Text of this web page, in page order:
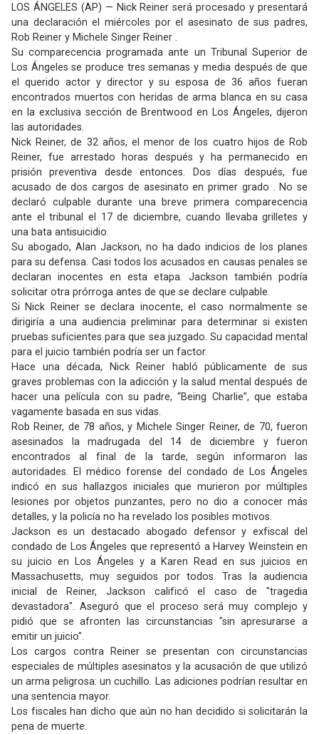
LOS ÁNGELES (AP) — Nick Reiner será procesado y presentará
una declaración el miércoles por el asesinato de sus padres,
Rob Reiner y Michele Singer Reiner .
Su comparecencia programada ante un Tribunal Superior de
Los Ángeles se produce tres semanas y media después de que
el querido actor y director y su esposa de 36 años fueran
encontrados muertos con heridas de arma blanca en su casa
en la exclusiva sección de Brentwood en Los Ángeles, dijeron
las autoridades.
Nick Reiner, de 32 años, el menor de los cuatro hijos de Rob
Reiner, fue arrestado horas después y ha permanecido en
prisión preventiva desde entonces. Dos días después, fue
acusado de dos cargos de asesinato en primer grado . No se
declaró culpable durante una breve primera comparecencia
ante el tribunal el 17 de diciembre, cuando llevaba grilletes y
una bata antisuicidio.
Su abogado, Alan Jackson, no ha dado indicios de los planes
para su defensa. Casi todos los acusados ​​en causas penales se
declaran inocentes en esta etapa. Jackson también podría
solicitar otra prórroga antes de que se declare culpable.
Si Nick Reiner se declara inocente, el caso normalmente se
dirigiría a una audiencia preliminar para determinar si existen
pruebas suficientes para que sea juzgado. Su capacidad mental
para el juicio también podría ser un factor.
Hace una década, Nick Reiner habló públicamente de sus
graves problemas con la adicción y la salud mental después de
hacer una película con su padre, “Being Charlie”, que estaba
vagamente basada en sus vidas.
Rob Reiner, de 78 años, y Michele Singer Reiner, de 70, fueron
asesinados la madrugada del 14 de diciembre y fueron
encontrados al final de la tarde, según informaron las
autoridades. El médico forense del condado de Los Ángeles
indicó en sus hallazgos iniciales que murieron por múltiples
lesiones por objetos punzantes, pero no dio a conocer más
detalles, y la policía no ha revelado los posibles motivos.
Jackson es un destacado abogado defensor y exfiscal del
condado de Los Ángeles que representó a Harvey Weinstein en
su juicio en Los Ángeles y a Karen Read en sus juicios en
Massachusetts, muy seguidos por todos. Tras la audiencia
inicial de Reiner, Jackson calificó el caso de "tragedia
devastadora". Aseguró que el proceso será muy complejo y
pidió que se afronten las circunstancias "sin apresurarse a
emitir un juicio".
Los cargos contra Reiner se presentan con circunstancias
especiales de múltiples asesinatos y la acusación de que utilizó
un arma peligrosa: un cuchillo. Las adiciones podrían resultar en
una sentencia mayor.
Los fiscales han dicho que aún no han decidido si solicitarán la
pena de muerte.